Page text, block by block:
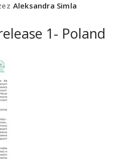
Aleksandra Simla
1- Poland